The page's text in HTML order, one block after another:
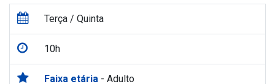
Terça / Quinta
10h
Faixa etária - Adulto